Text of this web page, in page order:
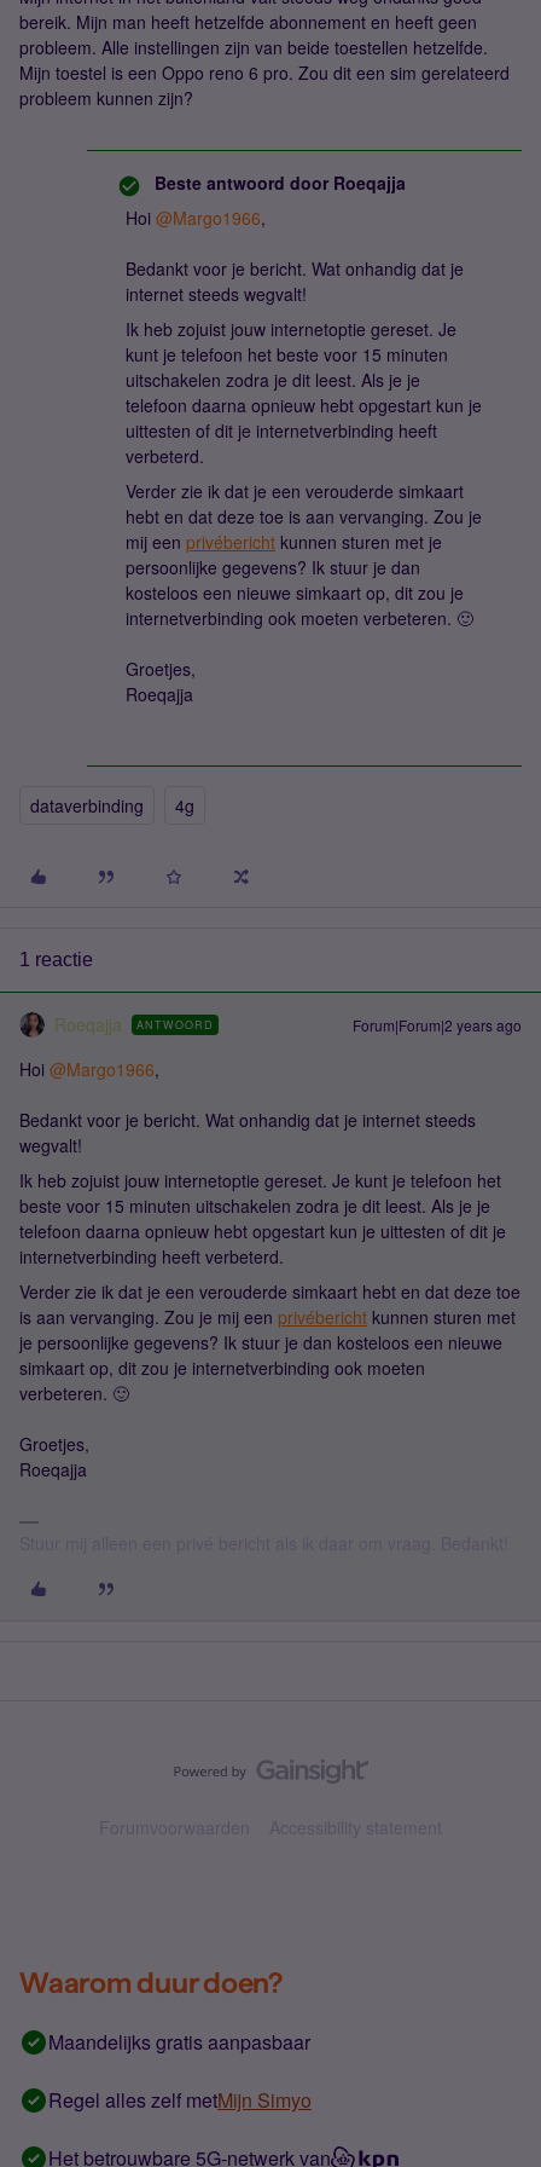
bereik. Mijn man heeft hetzelfde abonnement en heeft geen
probleem. Alle instellingen zijn van beide toestellen hetzelfde.
Mijn toestel is een Oppo reno 6 pro. Zou dit een sim gerelateerd
probleem kunnen zijn?
Beste antwoord door Roeqajja
Hoi @Margo1966,
Bedankt voor je bericht. Wat onhandig dat je
internet steeds wegvalt!
Ik heb zojuist jouw internetoptie gereset. Je
kunt je telefoon het beste voor 15 minuten
uitschakelen zodra je dit leest. Als je je
telefoon daarna opnieuw hebt opgestart kun je
uittesten of dit je internetverbinding heeft
verbeterd.
Verder zie ik dat je een verouderde simkaart
hebt en dat deze toe is aan vervanging. Zou je
mij een privébericht kunnen sturen met je
persoonlijke gegevens? Ik stuur je dan
kosteloos een nieuwe simkaart op, dit zou je
internetverbinding ook moeten verbeteren. 🙂
Groetjes,
Roeqajja
dataverbinding 4g
1 reactie
Roeqajja ANTWOORD Forum|Forum|2 years ago
Hoi @Margo1966,
Bedankt voor je bericht. Wat onhandig dat je internet steeds
wegvalt!
Ik heb zojuist jouw internetoptie gereset. Je kunt je telefoon het
beste voor 15 minuten uitschakelen zodra je dit leest. Als je je
telefoon daarna opnieuw hebt opgestart kun je uittesten of dit je
internetverbinding heeft verbeterd.
Verder zie ik dat je een verouderde simkaart hebt en dat deze toe
is aan vervanging. Zou je mij een privébericht kunnen sturen met
je persoonlijke gegevens? Ik stuur je dan kosteloos een nieuwe
simkaart op, dit zou je internetverbinding ook moeten
verbeteren. 🙂
Groetjes,
Roeqajja
Forumvoorwaarden Accessibility statement
Waarom duur doen?
Maandelijks gratis aanpasbaar
Regel alles zelf metMijn Simyo
Het betrouwbare 5G-netwerk van